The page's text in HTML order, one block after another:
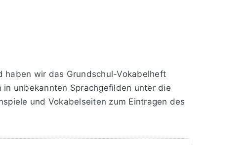
haben wir das Grundschul-Vokabelheft
unbekannten Sprachgefilden unter die
und Vokabelseiten zum Eintragen des